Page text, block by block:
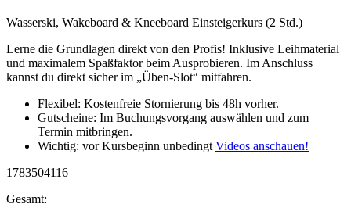
Wasserski, Wakeboard & Kneeboard Einsteigerkurs (2 Std.)
Lerne die Grundlagen direkt von den Profis! Inklusive Leihmaterial
und maximalem Spaßfaktor beim Ausprobieren. Im Anschluss
kannst du direkt sicher im „Üben-Slot“ mitfahren.
Flexibel: Kostenfreie Stornierung bis 48h vorher.
Gutscheine: Im Buchungsvorgang auswählen und zum
Termin mitbringen.
Wichtig: vor Kursbeginn unbedingt Videos anschauen!
1783504116
Gesamt: